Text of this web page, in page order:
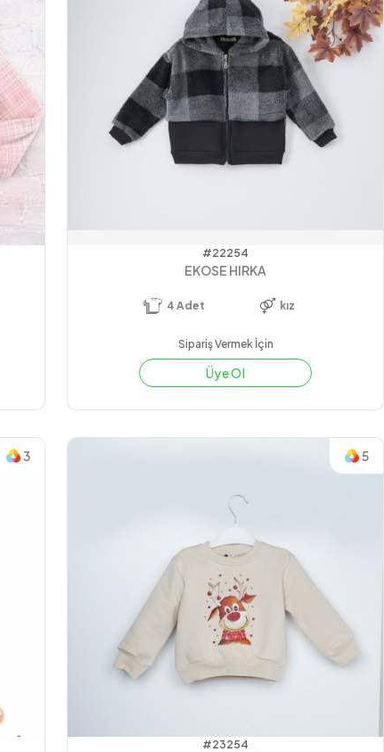
#22254
EKOSE HIRKA
4 Adet kız
Sipariş Vermek İçin
Üye Ol
3 5
#23254